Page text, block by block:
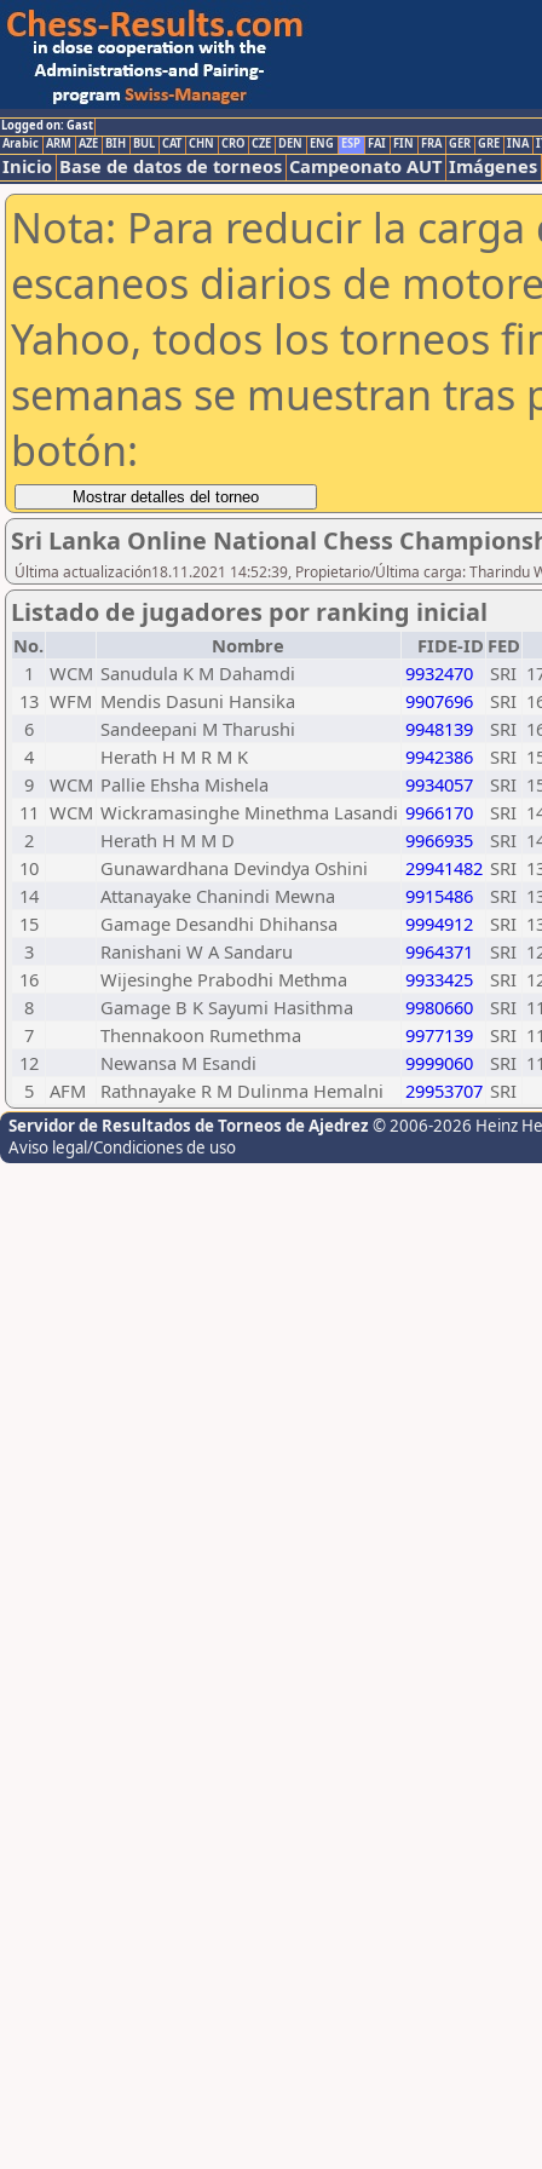
Logged on: Gast
Arabic ARM AZE BIH BUL CAT CHN CRO CZE DEN ENG ESP FAI FIN FRA GER GRE INA
Inicio Base de datos de torneos Campeonato AUT Imágenes
Nota: Para reducir la
escaneos diarios de
Yahoo, todos los torneos
semanas se muestran tras
botón:
Sri Lanka Online National Chess
Última actualización18.11.2021 14:52:39, Propietario/Última carga: Tharindu
Listado de jugadores por ranking inicial
No. Nombre FIDE-ID FED
1
WCM Sanudula K M Dahamdi 9932470 SRI
13 WFM Mendis Dasuni Hansika 9907696 SRI
6
Sandeepani M Tharushi 9948139 SRI
4
Herath H M R M K 9942386 SRI
9
WCM Pallie Ehsha Mishela 9934057 SRI
11 WCM Wickramasinghe Minethma Lasandi 9966170 SRI
2
Herath H M M D 9966935 SRI
10
Gunawardhana Devindya Oshini 29941482 SRI
14
Attanayake Chanindi Mewna 9915486 SRI
15
Gamage Desandhi Dhihansa 9994912 SRI
3
Ranishani W A Sandaru 9964371 SRI
16
Wijesinghe Prabodhi Methma 9933425 SRI
8
Gamage B K Sayumi Hasithma 9980660 SRI
7
Thennakoon Rumethma 9977139 SRI
12
Newansa M Esandi 9999060 SRI
5
AFM Rathnayake R M Dulinma Hemalni 29953707 SRI
Servidor de Resultados de Torneos de Ajedrez © 2006-2026 Heinz
Aviso legal/Condiciones de uso